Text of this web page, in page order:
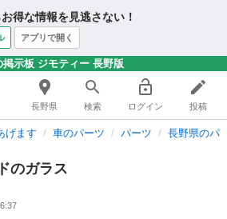
得な情報を見逃さない！
アプリで開く
掲示板 ジモティー 長野版
長野県 検索 ログイン 投稿
げます 車のパーツ パーツ 長野県のパ
のガラス